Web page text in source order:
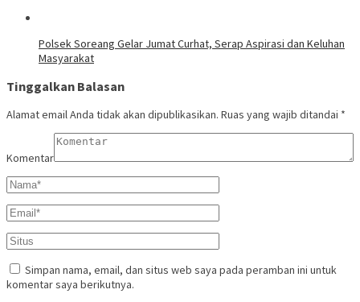
Polsek Soreang Gelar Jumat Curhat, Serap Aspirasi dan Keluhan
Masyarakat
Tinggalkan Balasan
Alamat email Anda tidak akan dipublikasikan. Ruas yang wajib ditandai *
Komentar
Simpan nama, email, dan situs web saya pada peramban ini untuk
komentar saya berikutnya.